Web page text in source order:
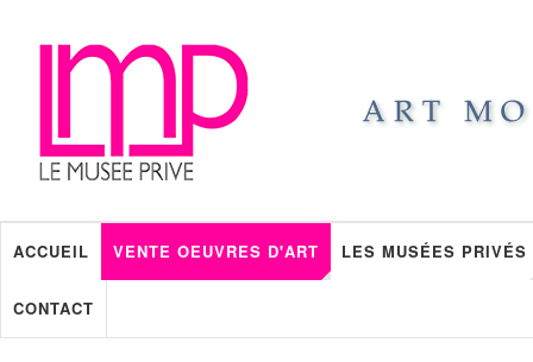
ACCUEIL VENTE OEUVRES D'ART LES MUSÉES PRIVÉS
CONTACT